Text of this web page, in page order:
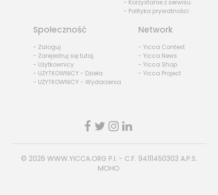
- Korzystanie z serwisu
- Polityka prywatności
Społeczność
- Zaloguj
- Zarejestruj się tutaj
- Użytkownicy
- UŻYTKOWNICY - Dzieła
- UŻYTKOWNICY - Wydarzenia
Network
- Yicca Contest
- Yicca News
- Yicca Shop
- Yicca Project
© 2026 WWW.YICCA.ORG P.I. - C.F. 94111450303 A.P.S.
MOHO